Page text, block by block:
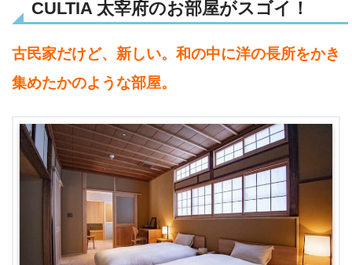
CULTIA 太宰府のお部屋がスゴイ！
古民家だけど、新しい。和の中に洋の長所をかき
集めたかのような部屋。